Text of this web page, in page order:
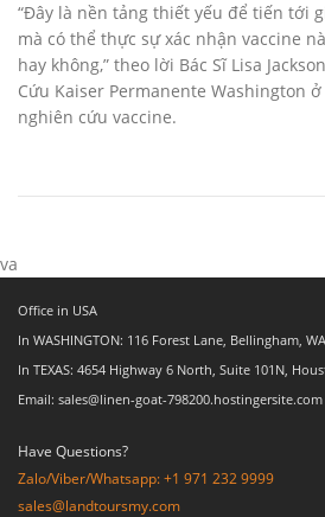
“Đây là nền tảng thiết yếu để tiến tới
mà có thể thực sự xác nhận vaccine
hay không,” theo lời Bác Sĩ Lisa
Cứu Kaiser Permanente Washington
nghiên cứu vaccine.
va
Office in USA
In WASHINGTON: 116 Forest Lane, Bellingham,
In TEXAS: 4654 Highway 6 North, Suite 101N,
Email: sales@linen-goat-798200.hostingersite.com
Have Questions?
Zalo/Viber/Whatsapp: +1 971 232 9999
sales@landtoursmy.com